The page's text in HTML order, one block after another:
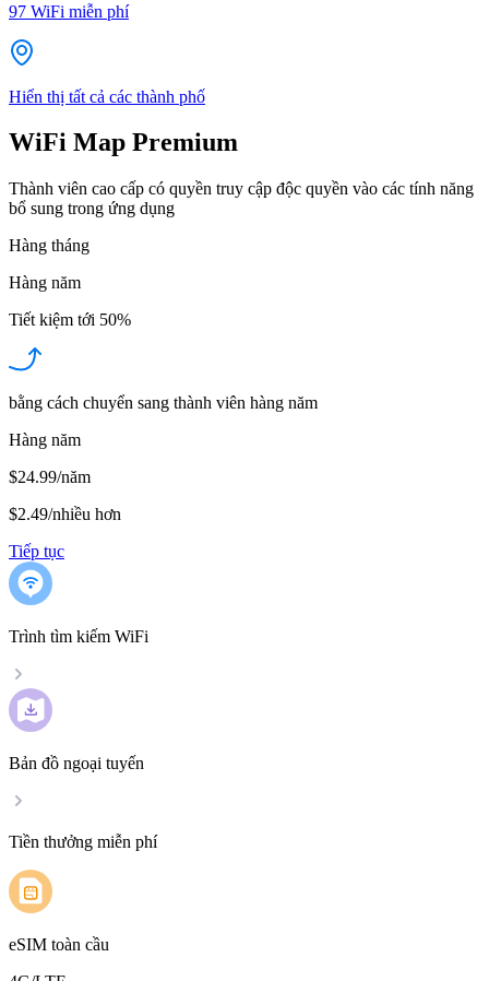
97 WiFi miễn phí
Hiển thị tất cả các thành phố
WiFi Map Premium
Thành viên cao cấp có quyền truy cập độc quyền vào các tính năng
bổ sung trong ứng dụng
Hàng tháng
Hàng năm
Tiết kiệm tới 50%
bằng cách chuyển sang thành viên hàng năm
Hàng năm
$24.99/năm
$2.49/nhiều hơn
Tiếp tục
Trình tìm kiếm WiFi
Bản đồ ngoại tuyến
Tiền thưởng miễn phí
eSIM toàn cầu